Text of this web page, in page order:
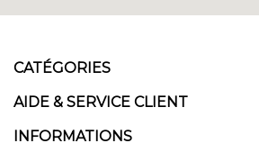
CATÉGORIES
AIDE & SERVICE CLIENT
INFORMATIONS